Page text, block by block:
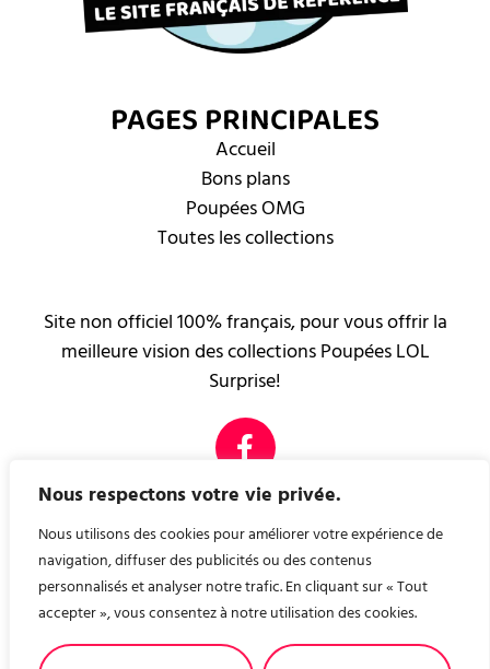
Nous respectons votre vie privée.
Nous utilisons des cookies pour améliorer votre expérience de
navigation, diffuser des publicités ou des contenus
personnalisés et analyser notre trafic. En cliquant sur « Tout
accepter », vous consentez à notre utilisation des cookies.
PAGES PRINCIPALES
Accueil
Bons plans
Poupées OMG
Toutes les collections
Site non officiel 100% français, pour vous offrir la
meilleure vision des collections Poupées LOL
Surprise!
PAGES LÉGALES
Mentions légales
Contact
Nous avons créé, pour vous, un site de recette de
cuisine ! A consommer sans modération ! recettes-en-